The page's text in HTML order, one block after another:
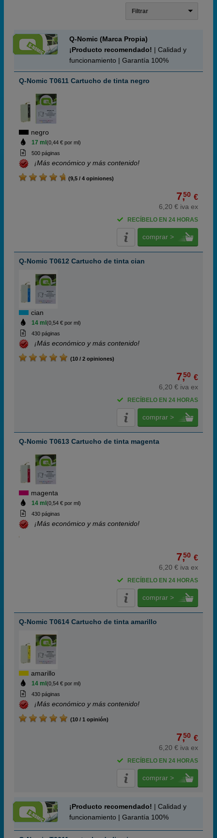
Filtrar
Q-Nomic (Marca Propia)
¡Producto recomendado! | Calidad y
funcionamiento | Garantía 100%
Q-Nomic T0611 Cartucho de tinta negro
negro
17 ml (0,44 € por ml)
500 páginas
¡Más económico y más contenido!
(9,5 / 4 opiniones)
7,50 €
6,20 € iva ex
RECÍBELO EN 24 HORAS
comprar >
Q-Nomic T0612 Cartucho de tinta cian
cian
14 ml (0,54 € por ml)
430 páginas
¡Más económico y más contenido!
(10 / 2 opiniones)
7,50 €
6,20 € iva ex
RECÍBELO EN 24 HORAS
comprar >
Q-Nomic T0613 Cartucho de tinta magenta
magenta
14 ml (0,54 € por ml)
430 páginas
¡Más económico y más contenido!
7,50 €
6,20 € iva ex
RECÍBELO EN 24 HORAS
comprar >
Q-Nomic T0614 Cartucho de tinta amarillo
amarillo
14 ml (0,54 € por ml)
430 páginas
¡Más económico y más contenido!
(10 / 1 opinión)
7,50 €
6,20 € iva ex
RECÍBELO EN 24 HORAS
comprar >
¡Producto recomendado! | Calidad y
funcionamiento | Garantía 100%